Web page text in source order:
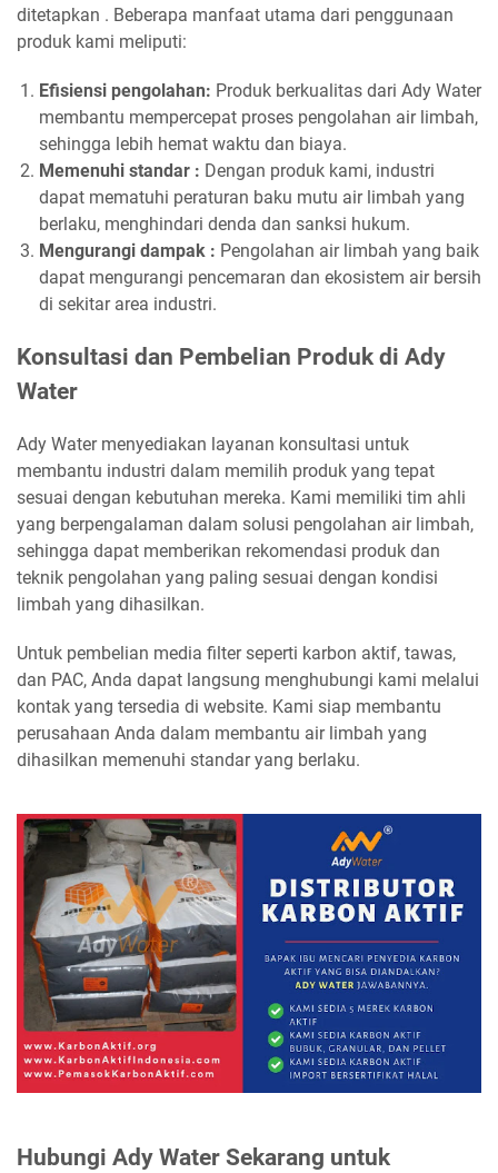
ditetapkan . Beberapa manfaat utama dari penggunaan
produk kami meliputi:
Efisiensi pengolahan: Produk berkualitas dari Ady Water
membantu mempercepat proses pengolahan air limbah,
sehingga lebih hemat waktu dan biaya.
Memenuhi standar : Dengan produk kami, industri
dapat mematuhi peraturan baku mutu air limbah yang
berlaku, menghindari denda dan sanksi hukum.
Mengurangi dampak : Pengolahan air limbah yang baik
dapat mengurangi pencemaran dan ekosistem air bersih
di sekitar area industri.
Konsultasi dan Pembelian Produk di Ady
Water
Ady Water menyediakan layanan konsultasi untuk
membantu industri dalam memilih produk yang tepat
sesuai dengan kebutuhan mereka. Kami memiliki tim ahli
yang berpengalaman dalam solusi pengolahan air limbah,
sehingga dapat memberikan rekomendasi produk dan
teknik pengolahan yang paling sesuai dengan kondisi
limbah yang dihasilkan.
Untuk pembelian media filter seperti karbon aktif, tawas,
dan PAC, Anda dapat langsung menghubungi kami melalui
kontak yang tersedia di website. Kami siap membantu
perusahaan Anda dalam membantu air limbah yang
dihasilkan memenuhi standar yang berlaku.
Hubungi Ady Water Sekarang untuk